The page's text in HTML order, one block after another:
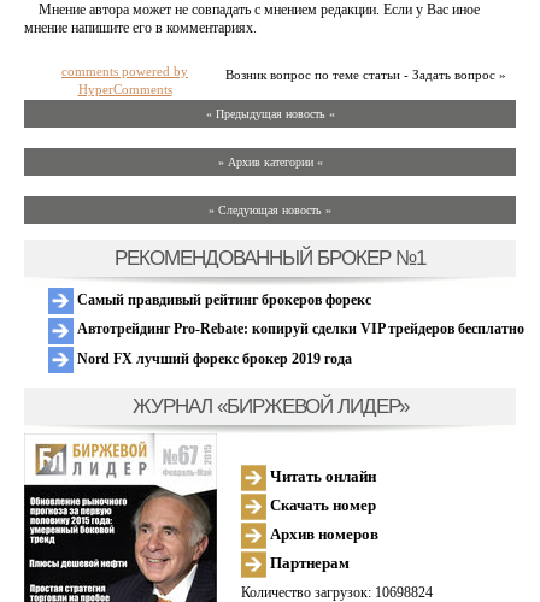
Мнение автора может не совпадать с мнением редакции. Если у Вас иное
мнение напишите его в комментариях.
Возник вопрос по теме статьи - Задать вопрос »
comments powered by
HyperComments
« Предыдущая новость «
» Архив категории «
» Следующая новость »
РЕКОМЕНДОВАННЫЙ БРОКЕР №1
Самый правдивый рейтинг брокеров форекс
Автотрейдинг Pro-Rebate: копируй сделки VIP трейдеров бесплатно
Nord FX лучший форекс брокер 2019 года
ЖУРНАЛ «БИРЖЕВОЙ ЛИДЕР»
Читать онлайн
Скачать номер
Архив номеров
Партнерам
Количество загрузок: 10698824